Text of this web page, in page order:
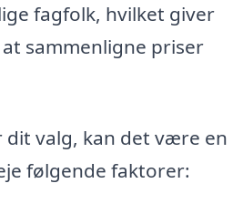
fagfolk, hvilket giver
sammenligne priser
valg, kan det være en
følgende faktorer: